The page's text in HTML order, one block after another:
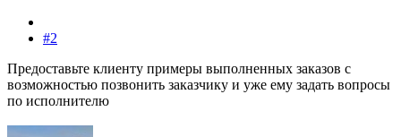
#2
Предоставьте клиенту примеры выполненных заказов с
возможностью позвонить заказчику и уже ему задать вопросы
по исполнителю